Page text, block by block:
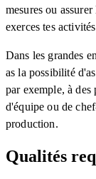
mesures ou
exerces tes
Dans les grandes
as la possibilité
par exemple, à
d'équipe ou de
production.
Qualités